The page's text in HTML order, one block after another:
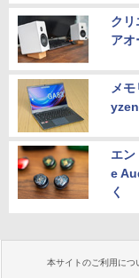
クリ
アオ
メモ
エ
e
く
本サイトのご利用につ